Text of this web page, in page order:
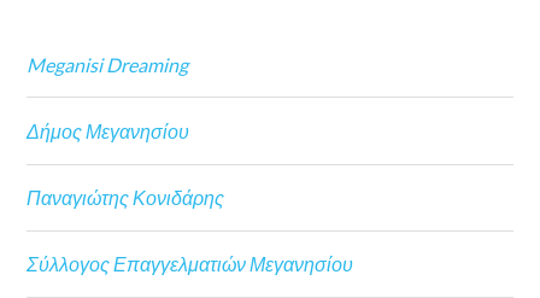
Meganisi Dreaming
Δήμος Μεγανησίου
Παναγιώτης Κονιδάρης
Σύλλογος Επαγγελματιών Μεγανησίου